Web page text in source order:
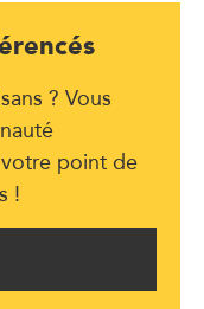
? Vous
point de
!